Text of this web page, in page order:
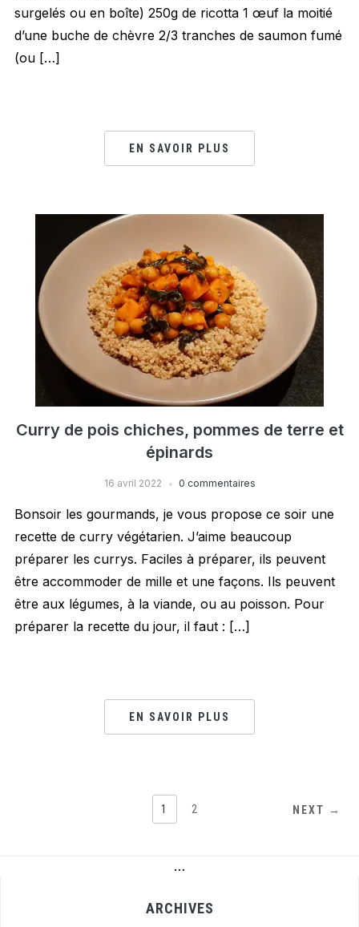
surgelés ou en boîte) 250g de ricotta 1 œuf la moitié
d’une buche de chèvre 2/3 tranches de saumon fumé
(ou […]
EN SAVOIR PLUS
Curry de pois chiches, pommes de terre et
épinards
16 avril 2022 0 commentaires
Bonsoir les gourmands, je vous propose ce soir une
recette de curry végétarien. J’aime beaucoup
préparer les currys. Faciles à préparer, ils peuvent
être accommoder de mille et une façons. Ils peuvent
être aux légumes, à la viande, ou au poisson. Pour
préparer la recette du jour, il faut : […]
EN SAVOIR PLUS
1 2 NEXT →
…
ARCHIVES